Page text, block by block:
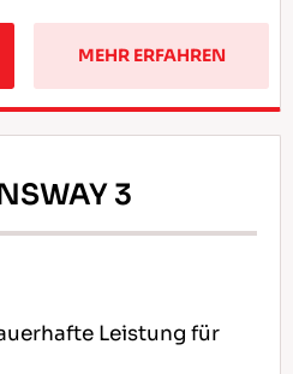
MEHR ERFAHREN
3
Leistung für